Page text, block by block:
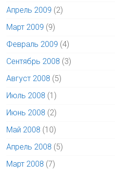
Апрель 2009 (2)
Март 2009 (9)
Февраль 2009 (4)
Сентябрь 2008 (3)
Август 2008 (5)
Июль 2008 (1)
Июнь 2008 (2)
Май 2008 (10)
Апрель 2008 (5)
Март 2008 (7)